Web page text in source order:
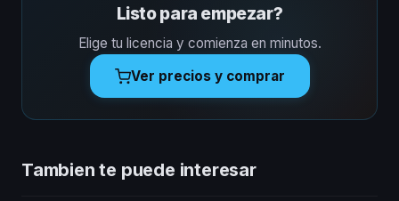
Listo para empezar?
Elige tu licencia y comienza en minutos.
Ver precios y comprar
Tambien te puede interesar